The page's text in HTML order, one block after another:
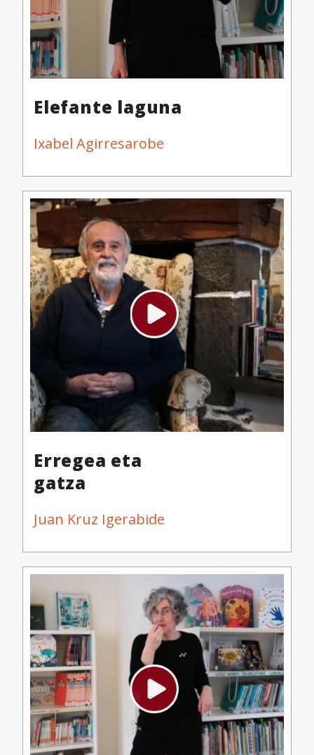
Elefante laguna
Ixabel Agirresarobe
Erregea eta
gatza
Juan Kruz Igerabide